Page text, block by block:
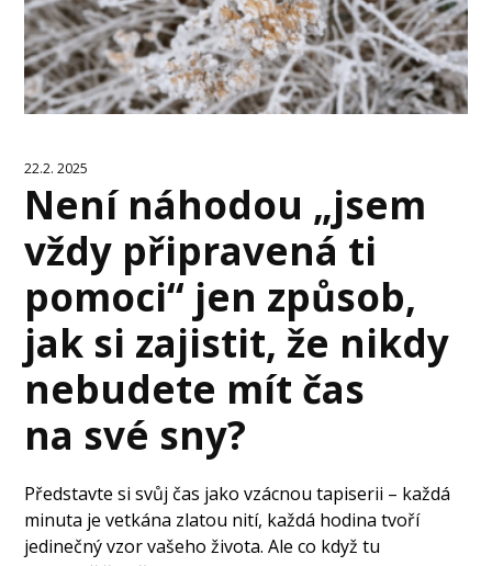
22.2. 2025
Není náhodou „jsem
vždy připravená ti
pomoci“ jen způsob,
jak si zajistit, že nikdy
nebudete mít čas
na své sny?
Představte si svůj čas jako vzácnou tapiserii – každá
minuta je vetkána zlatou nití, každá hodina tvoří
jedinečný vzor vašeho života. Ale co když tu